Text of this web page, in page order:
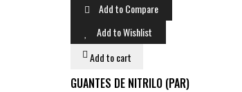
Add to Compare
Add to Wishlist
Add to cart
GUANTES DE NITRILO (PAR)